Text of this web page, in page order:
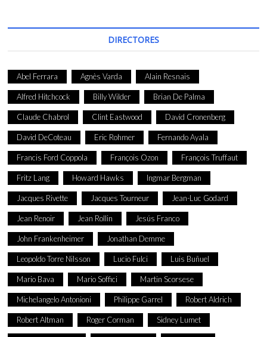
DIRECTORES
Abel Ferrara Agnès Varda Alain Resnais
Alfred Hitchcock Billy Wilder Brian De Palma
Claude Chabrol Clint Eastwood David Cronenberg
David DeCoteau Eric Rohmer Fernando Ayala
Francis Ford Coppola François Ozon François Truffaut
Fritz Lang Howard Hawks Ingmar Bergman
Jacques Rivette Jacques Tourneur Jean-Luc Godard
Jean Renoir Jean Rollin Jesús Franco
John Frankenheimer Jonathan Demme
Leopoldo Torre Nilsson Lucio Fulci Luis Buñuel
Mario Bava Mario Soffici Martin Scorsese
Michelangelo Antonioni Philippe Garrel Robert Aldrich
Robert Altman Roger Corman Sidney Lumet